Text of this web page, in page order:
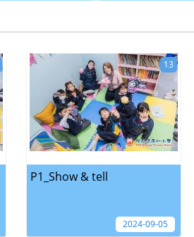
P1_Show & tell
13
2024-09-05